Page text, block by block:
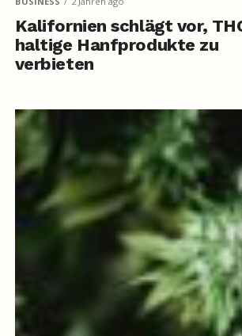
Kalifornien schlägt vor,
haltige Hanfprodukte zu
verbieten